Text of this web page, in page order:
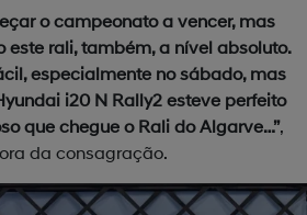
o campeonato a vencer, mas
este rali, também, a nível absoluto.
especialmente no sábado, mas
i20 N Rally2 esteve perfeito
que chegue o Rali do Algarve…”,
da consagração.